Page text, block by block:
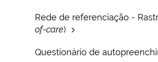
Rede de referenciação -
of-care)
Questionário de